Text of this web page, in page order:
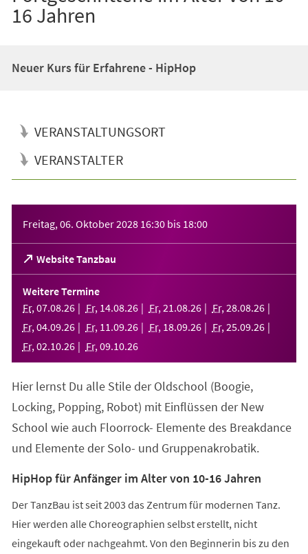
16 Jahren
Neuer Kurs für Erfahrene - HipHop
VERANSTALTUNGSORT
VERANSTALTER
Freitag, 06. Oktober 2028 16:30 bis 18:00
Website Tanzbau
(Öffnet
in
einem
neuen
Tab)
Weitere Termine
Fr, 07.08.26 Fr, 14.08.26 Fr, 21 .08.26 Fr, 28.08.26
Fr, 04.09.26 Fr, 11 .09.26 Fr, 18.09.26 Fr, 25.09.26
Fr, 02.10.26 Fr, 09.10.26
Hier lernst Du alle Stile der Oldschool (Boogie,
Locking, Popping, Robot) mit Einflüssen der New
School wie auch Floorrock- Elemente des Breakdance
und Elemente der Solo- und Gruppenakrobatik.
HipHop für Anfänger im Alter von 10-16 Jahren
Der TanzBau ist seit 2003 das Zentrum für modernen Tanz.
Hier werden alle Choreographien selbst erstellt, nicht
eingekauft oder nachgeahmt. Von den Beginnerin bis zu den